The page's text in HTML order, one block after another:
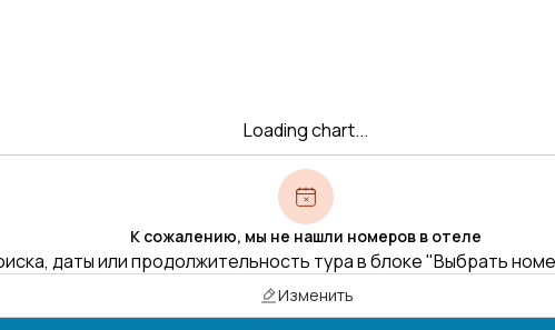
Loading chart...
К сожалению, мы не нашли номеров в отеле
даты или продолжительность тура в блоке "Выбрать
Изменить